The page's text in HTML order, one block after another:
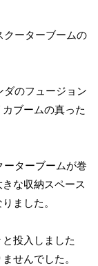
クーターブームの
ダのフュージョン
ブームの真った
ーターブームが巻
な収納スペース
ました。
投入しました
せんでした。